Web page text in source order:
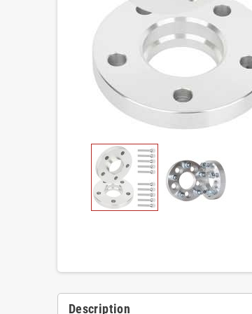
Description